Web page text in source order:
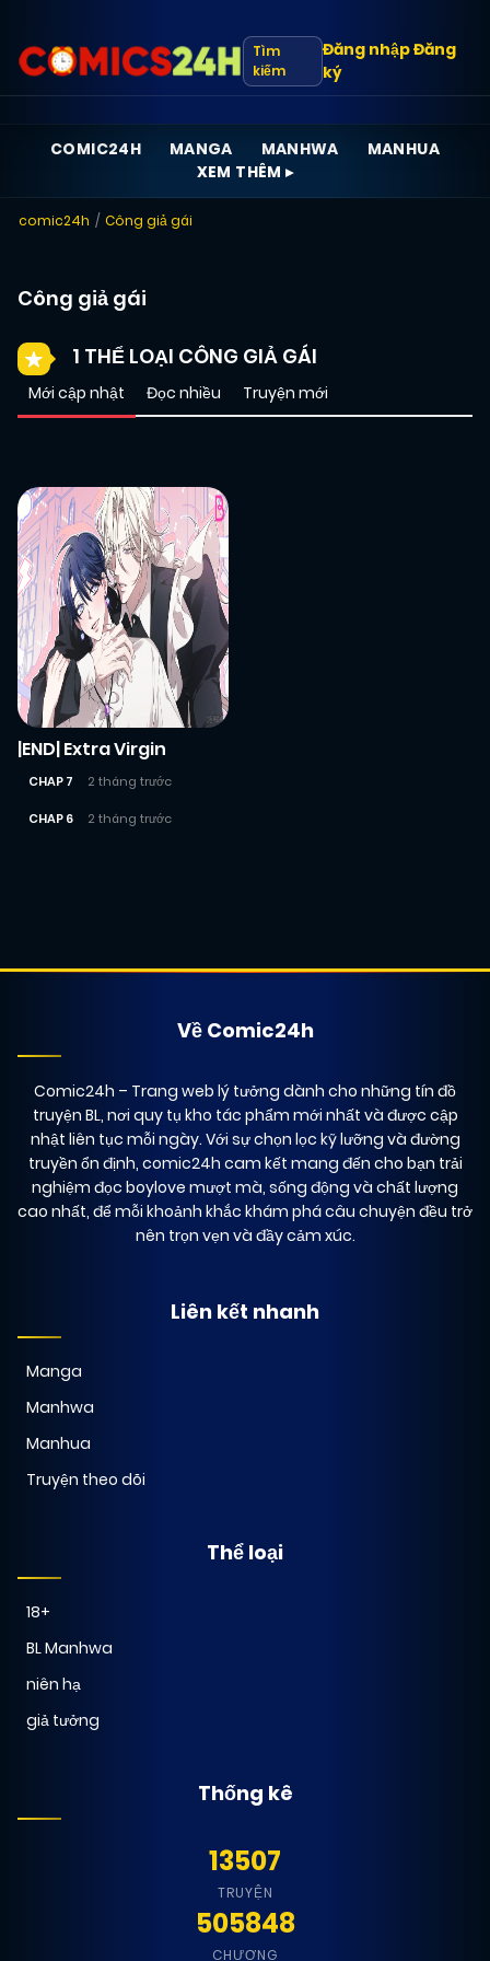
Tìm
kiếm
Đăng nhậpĐăng
ký
COMIC24H MANGA MANHWA
MANHUA
XEM THÊM ▸
comic24h Công giả gái
Công giả gái
1 THỂ LOẠI CÔNG GIẢ GÁI
Mới cập nhật Đọc nhiều Truyện mới
|END| Extra Virgin
CHAP 7 2 tháng trước
CHAP 6 2 tháng trước
Về Comic24h
Comic24h – Trang web lý tưởng dành cho những tín đồ
truyện BL, nơi quy tụ kho tác phẩm mới nhất và được cập
nhật liên tục mỗi ngày. Với sự chọn lọc kỹ lưỡng và đường
truyền ổn định, comic24h cam kết mang đến cho bạn trải
nghiệm đọc boylove mượt mà, sống động và chất lượng
cao nhất, để mỗi khoảnh khắc khám phá câu chuyện đều trở
nên trọn vẹn và đầy cảm xúc.
Liên kết nhanh
Manga
Manhwa
Manhua
Truyện theo dõi
Thể loại
18+
BL Manhwa
niên hạ
giả tưởng
Thống kê
13507
TRUYỆN
505848
CHƯƠNG